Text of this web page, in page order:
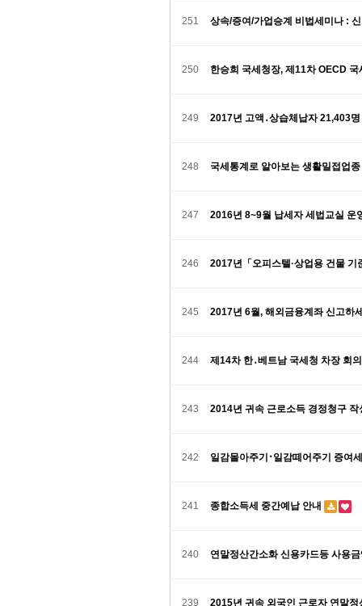
251 상속/증여/가업승계 비법세미나 :
250 한승희 국세청장, 제11차 OECD
249 2017년 고액․상습체납자 21,403
248 국세통계로 알아보는 생활밀접업
247 2016년 8~9월 납세자 세법교실 운
246 2017년「오피스텔·상업용 건물
245 2017년 6월, 해외금융계좌 신고하
244 제14차 한․베트남 국세청 차장 회
243 2014년 귀속 근로소득 경정청구
242 일감몰아주기･일감떼어주기 증여
241 종합소득세 중간예납 안내
240 연말정산간소화 신용카드등 사용
239 2015년 귀속 외국인 근로자 연말